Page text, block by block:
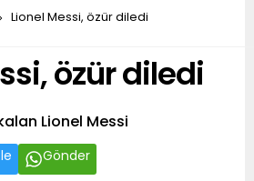
Lionel Messi, özür diledi
özür diledi
Lionel Messi
Gönder